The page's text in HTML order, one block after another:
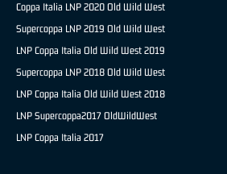
Coppa Italia LNP 2020 Old Wild West
Supercoppa LNP 2019 Old Wild West
LNP Coppa Italia Old Wild West 2019
Supercoppa LNP 2018 Old Wild West
LNP Coppa Italia Old Wild West 2018
LNP Supercoppa2017 OldWildWest
LNP Coppa Italia 2017